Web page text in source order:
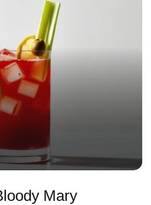
Mary